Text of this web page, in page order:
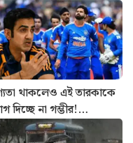
থাকলেও এই তারকাকে
দিচ্ছে না গম্ভীর!
ভারতের জার্সিতে